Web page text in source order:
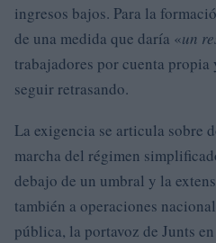
ingresos bajos. Para la
de una medida que daría «un
trabajadores por cuenta propia
seguir retrasando.
La exigencia se articula sobre
marcha del régimen
debajo de un umbral y la
también a operaciones
pública, la portavoz de Junts